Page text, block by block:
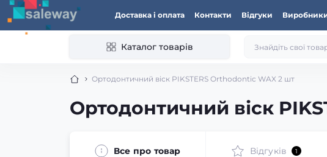
Доставка і оплата Контакти Відгуки
Каталог товарів
Ортодонтичний віск PIKSTERS Orthodontic WAX 2 шт
Ортодонтичний віск
Все про товар Відгуків 1